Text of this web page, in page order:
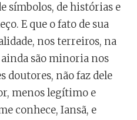
símbolos, de histórias e
E que o fato de sua
nos terreiros, na
ainda são minoria nos
doutores, não faz dele
menos legítimo e
conhece, Iansã, e